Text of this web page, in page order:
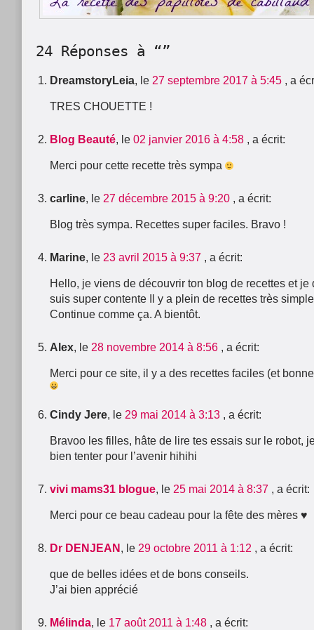
24 Réponses à “”
DreamstoryLeia, le 27 septembre 2017 à 5:45 , a
TRES CHOUETTE !
Blog Beauté, le 02 janvier 2016 à 4:58 , a écrit:
Merci pour cette recette très sympa
carline, le 27 décembre 2015 à 9:20 , a écrit:
Blog très sympa. Recettes super faciles. Bravo !
Marine, le 23 avril 2015 à 9:37 , a écrit:
Hello, je viens de découvrir ton blog de recettes et je
suis super contente Il y a plein de recettes très
Continue comme ça. A bientôt.
Alex, le 28 novembre 2014 à 8:56 , a écrit:
Merci pour ce site, il y a des recettes faciles (et
Cindy Jere, le 29 mai 2014 à 3:13 , a écrit:
Bravoo les filles, hâte de lire tes essais sur le robot,
bien tenter pour l’avenir hihihi
vivi mams31 blogue, le 25 mai 2014 à 8:37 , a écrit:
Merci pour ce beau cadeau pour la fête des mères ♥
Dr DENJEAN , le 29 octobre 2011 à 1:12 , a écrit:
que de belles idées et de bons conseils.
J’ai bien apprécié
Mélinda, le 17 août 2011 à 1:48 , a écrit: